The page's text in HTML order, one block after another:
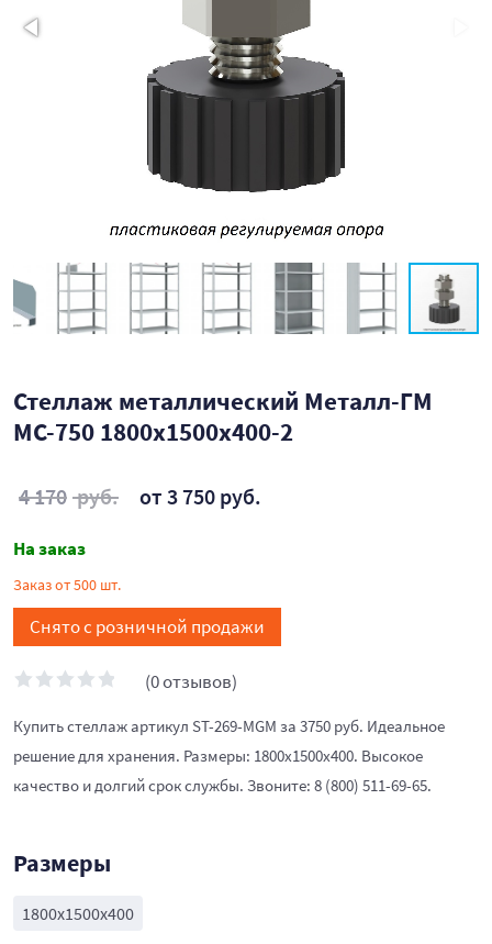
Стеллаж металлический Металл-ГМ
МС-750 1800x1500x400-2
4 170 руб. от 3 750 руб.
На заказ
Заказ от 500 шт.
Снято с розничной продажи
(0 отзывов)
Купить стеллаж артикул ST-269-MGM за 3750 руб. Идеальное
решение для хранения. Размеры: 1800x1500x400. Высокое
качество и долгий срок службы. Звоните: 8 (800) 511-69-65.
Размеры
1800x1500x400